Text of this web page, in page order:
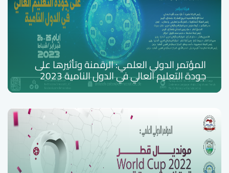
المؤتمر الدولي العلمي: الرقمنة وتأثيرها على
جودة التعليم العالي في الدول النامية 2023